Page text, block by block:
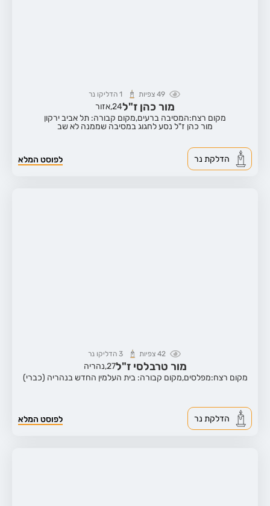
49 צפיות 1 הדליקו נר
מור כהן ז"ל24,אזור
מקום רצח:המסיבה ברעים,מקום קבורה: תל אביב ירקון
מור כהן ז"ל נסע לחגוג במסיבה שממנה לא שב
לפוסט המלא הדלקת נר
42 צפיות 3 הדליקו נר
מור טרבלסי ז"ל27, נהריה
מקום רצח:מפלסים,מקום קבורה: בית העלמין החדש בנהריה (כברי)
לפוסט המלא הדלקת נר